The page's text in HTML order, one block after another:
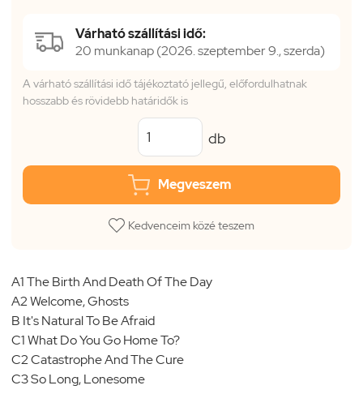
Várható szállítási idő:
20 munkanap (2026. szeptember 9., szerda)
A várható szállítási idő tájékoztató jellegű, előfordulhatnak
hosszabb és rövidebb határidők is
db
Megveszem
Kedvenceim közé teszem
A1 The Birth And Death Of The Day
A2 Welcome, Ghosts
B It's Natural To Be Afraid
C1 What Do You Go Home To?
C2 Catastrophe And The Cure
C3 So Long, Lonesome